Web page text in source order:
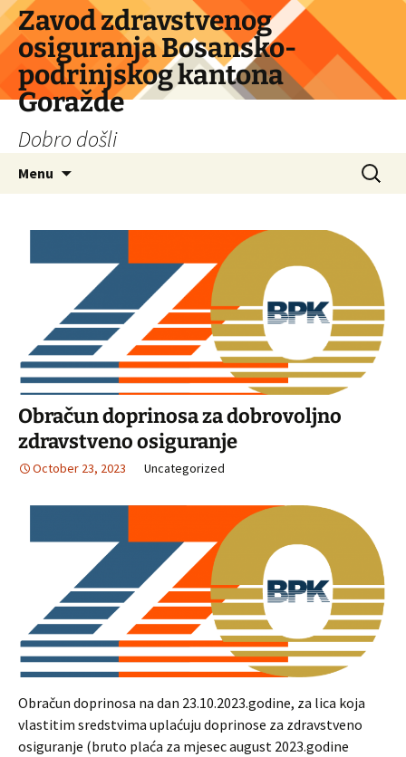
Skip
to
content
Zavod zdravstvenog
osiguranja Bosansko-
podrinjskog kantona
Goražde
Dobro došli
Menu
Search
for:
Obračun doprinosa za dobrovoljno
zdravstveno osiguranje
October 23, 2023 Uncategorized
Obračun doprinosa na dan 23.10.2023.godine, za lica koja
vlastitim sredstvima uplaćuju doprinose za zdravstveno
osiguranje (bruto plaća za mjesec august 2023.godine